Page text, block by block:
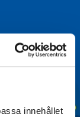
innehållet